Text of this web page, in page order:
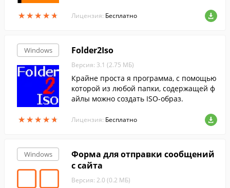
★★★★★
★★★★★
я утилита FileFireSysPRO выгодно выдел
яется своими особенностями из их числ
ву платных продуктов.
Лицензия: Бесплатно
Windows
★★★★★
★★★★★
Folder2Iso
Версия: 3.1 (2.75 МБ)
Крайне проста я программа, с помощью
которой из любой папки, содержащей ф
айлы можно создать ISO-образ.
Лицензия: Бесплатно
Windows
Форма для отправки сообщений
с сайта
Версия: 2.0 (0.2 МБ)